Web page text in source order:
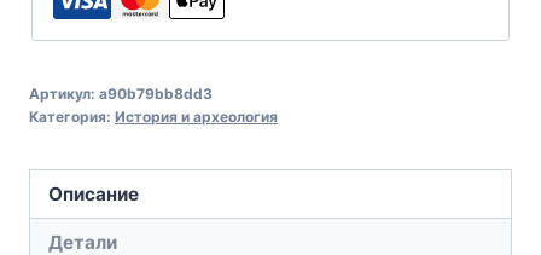
Артикул: a90b79bb8dd3
Категория: История и археология
Описание
Детали